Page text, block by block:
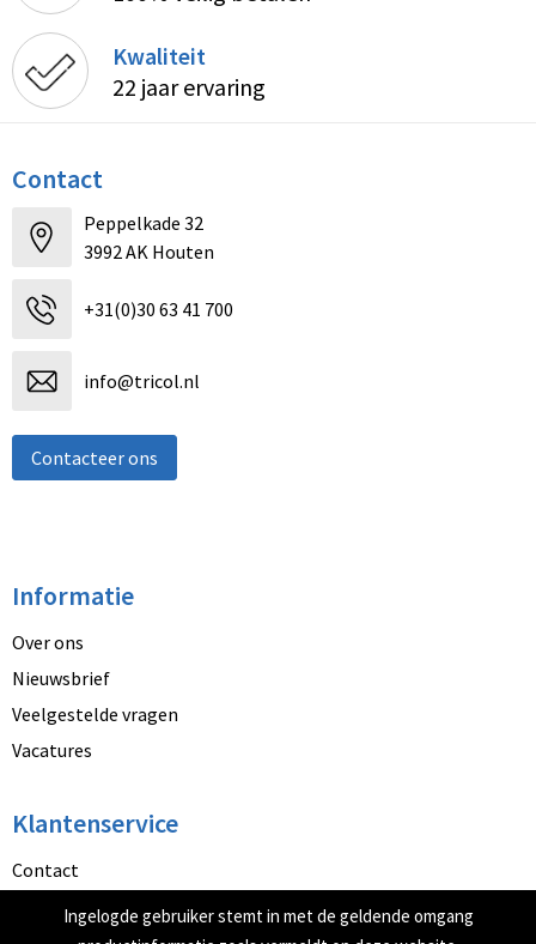
Kwaliteit
22 jaar ervaring
Contact
Peppelkade 32
3992 AK Houten
+31(0)30 63 41 700
info@tricol.nl
Contacteer ons
Informatie
Over ons
Nieuwsbrief
Veelgestelde vragen
Vacatures
Klantenservice
Contact
Betaalmethoden
Ingelogde gebruiker stemt in met de geldende omgang